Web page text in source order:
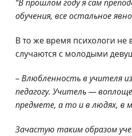
“В прошлом году я сам
обучения, все остальное
В то же время психологи не
случаются с молодыми
–Влюбленность в учителя
педагогу. Учитель —
предмете, а то и в людях, в
Зачастую таким образом